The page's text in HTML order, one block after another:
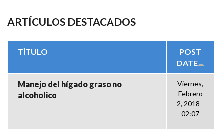
ARTÍCULOS DESTACADOS
TÍTULO
POST
DATE
Manejo del hígado graso no
alcoholico
Viernes,
Febrero
2, 2018 -
02:07